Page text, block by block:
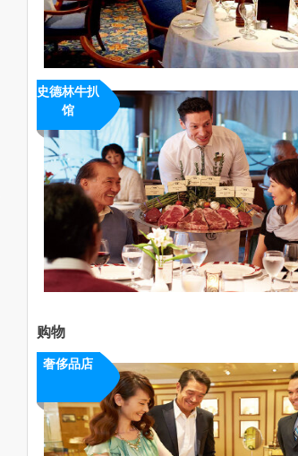
史德林牛扒
馆
Sterling
Steakhouse
购物
奢侈品店